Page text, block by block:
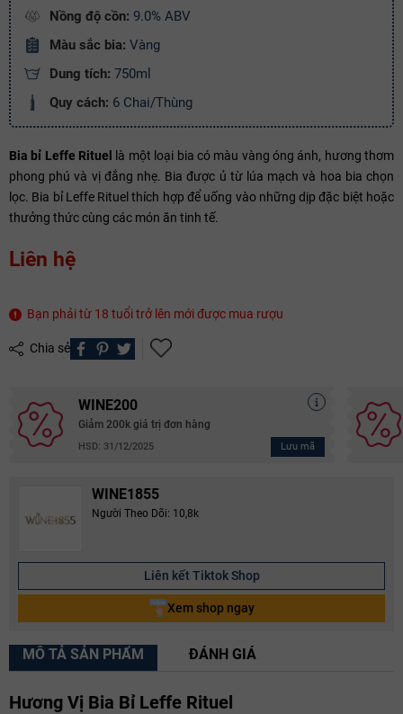
Nồng độ cồn: 9.0% ABV
Màu sắc bia: Vàng
Dung tích: 750ml
Quy cách: 6 Chai/Thùng
Bia bỉ Leffe Rituel
là một loại bia có màu vàng óng ánh, hương thơm
phong phú và vị đắng nhẹ. Bia được ủ từ lúa mạch và hoa bia chọn
lọc. Bia bỉ Leffe Rituel thích hợp để uống vào những dịp đặc biệt hoặc
thưởng thức cùng các món ăn tinh tế.
Liên hệ
Bạn phải từ 18 tuổi trở lên mới được mua rượu
Chia sẻ
WINE200
Giảm 200k giá trị đơn hàng
HSD: 31/12/2025 Lưu mã
Mã giảm giá:
Điều kiện:
WINE1855
Người Theo Dõi: 10,8k
Liên kết Tiktok Shop
Xem shop ngay
MÔ TẢ SẢN PHẨM ĐÁNH GIÁ
Hương Vị Bia Bỉ Leffe Rituel